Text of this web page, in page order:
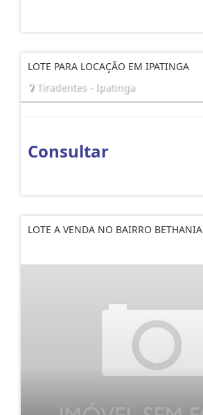
LOTE PARA LOCAÇÃO EM IPATINGA
Tiradentes - Ipatinga
Consultar
LOTE A VENDA NO BAIRRO BETHANIA